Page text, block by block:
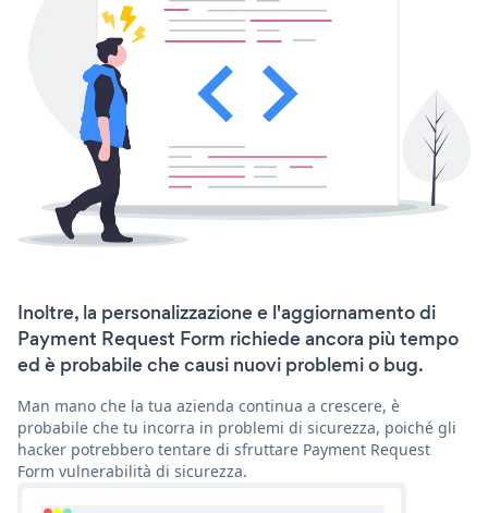
Inoltre, la personalizzazione e l'aggiornamento di
Payment Request Form richiede ancora più tempo
ed è probabile che causi nuovi problemi o bug.
Man mano che la tua azienda continua a crescere, è
probabile che tu incorra in problemi di sicurezza, poiché gli
hacker potrebbero tentare di sfruttare Payment Request
Form vulnerabilità di sicurezza.